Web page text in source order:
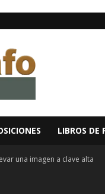
LIBROS DE
una imagen a clave alta